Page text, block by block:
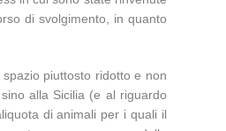
di svolgimento, in quanto
piuttosto ridotto e non
alla Sicilia (e al riguardo
di animali per i quali il